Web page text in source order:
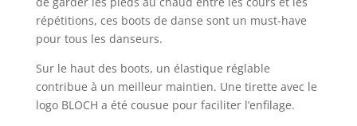
répétitions, ces boots de danse sont un must-have
pour tous les danseurs.
Sur le haut des boots, un élastique réglable
contribue à un meilleur maintien. Une tirette avec le
logo BLOCH a été cousue pour faciliter l’enfilage.